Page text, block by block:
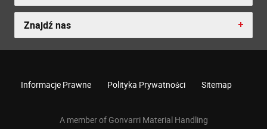
Znajdź nas
Informacje Prawne Polityka Prywatności Sitemap
A member of Gonvarri Material Handling